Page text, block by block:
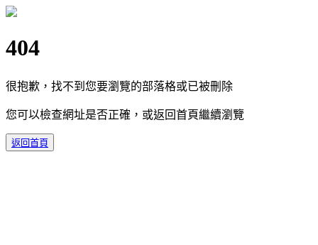
404
很抱歉，找不到您要瀏覽的部落格或已被刪除
您可以檢查網址是否正確，或返回首頁繼續瀏覽
返回首頁